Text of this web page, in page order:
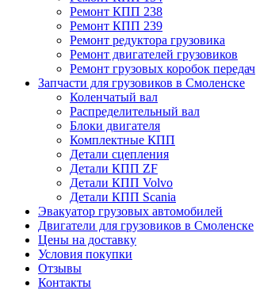
Ремонт КПП 238
Ремонт КПП 239
Ремонт редуктора грузовика
Ремонт двигателей грузовиков
Ремонт грузовых коробок передач
Запчасти для грузовиков в Смоленске
Коленчатый вал
Распределительный вал
Блоки двигателя
Комплектные КПП
Детали сцепления
Детали КПП ZF
Детали КПП Volvo
Детали КПП Scania
Эвакуатор грузовых автомобилей
Двигатели для грузовиков в Смоленске
Цены на доставку
Условия покупки
Отзывы
Контакты